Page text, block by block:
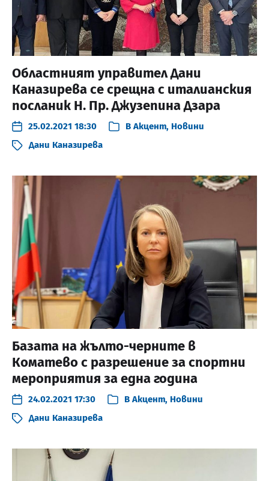
Областният управител Дани
Каназирева се срещна с италианския
посланик Н. Пр. Джузепина Дзара
25.02.2021 18:30 В Акцент, Новини
Дани Каназирева
Базата на жълто-черните в
Коматево с разрешение за спортни
мероприятия за една година
24.02.2021 17:30 В Акцент, Новини
Дани Каназирева